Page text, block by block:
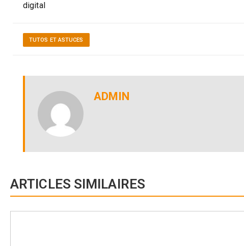
digital
TUTOS ET ASTUCES
ADMIN
ARTICLES SIMILAIRES